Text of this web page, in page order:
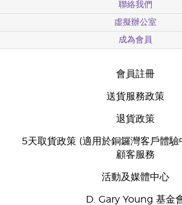
聯絡我們
虛擬辦公室
成為會員
會員註冊
送貨服務政策
退貨政策
5天取貨政策 (適用於銅鑼灣客戶體驗
顧客服務
活動及媒體中心
D. Gary Young 基金